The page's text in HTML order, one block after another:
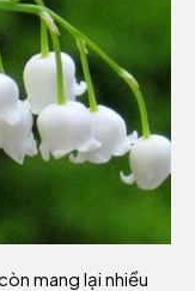
mang lại nhiều